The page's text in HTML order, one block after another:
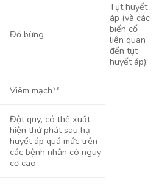
Đỏ bừng
Tụt huyết
áp (và các
biến cố
liên quan
đến tụt
huyết áp)
Viêm mạch**
Đột quỵ, có thể xuất
hiện thứ phát sau hạ
huyết áp quá mức trên
các bệnh nhân có nguy
cơ cao.